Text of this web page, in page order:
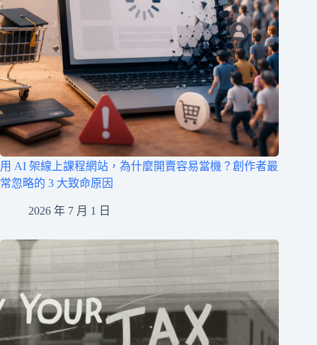
用 AI 架線上課程網站，為什麼開賣容易當機？創作者最
常忽略的 3 大致命原因
2026 年 7 月 1 日